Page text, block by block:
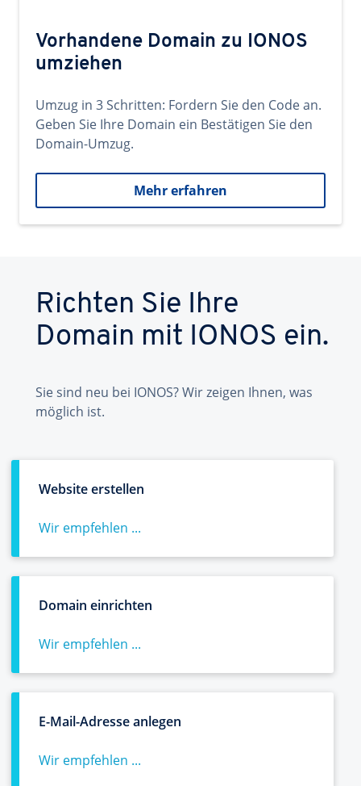
Vorhandene Domain zu IONOS
umziehen
Umzug in 3 Schritten: Fordern Sie den Code an.
Geben Sie Ihre Domain ein Bestätigen Sie den
Domain-Umzug.
Mehr erfahren
Richten Sie Ihre
Domain mit IONOS ein.
Sie sind neu bei IONOS? Wir zeigen Ihnen, was
möglich ist.
Website erstellen
Wir empfehlen ...
Domain einrichten
Wir empfehlen ...
E-Mail-Adresse anlegen
Wir empfehlen ...